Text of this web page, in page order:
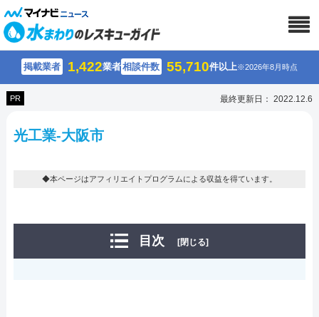
掲載業者 1,422業者相談件数 55,710件以上※2026年8月時点
PR 最終更新日： 2022.12.6
光工業-大阪市
◆本ページはアフィリエイトプログラムによる収益を得ています。
目次 [閉じる]